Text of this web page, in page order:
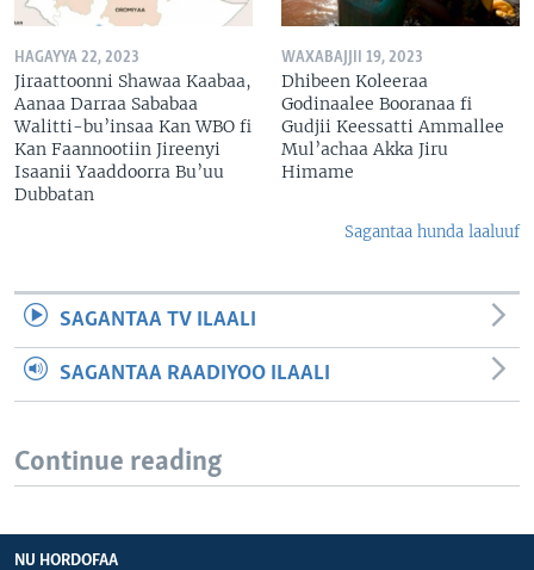
HAGAYYA 22, 2023
Jiraattoonni Shawaa Kaabaa,
Aanaa Darraa Sababaa
Walitti-bu’insaa Kan WBO fi
Kan Faannootiin Jireenyi
Isaanii Yaaddoorra Bu’uu
Dubbatan
WAXABAJJII 19, 2023
Dhibeen Koleeraa
Godinaalee Booranaa fi
Gudjii Keessatti Ammallee
Mul’achaa Akka Jiru
Himame
Sagantaa hunda laaluuf
SAGANTAA TV ILAALI
SAGANTAA RAADIYOO ILAALI
Continue reading
NU HORDOFAA